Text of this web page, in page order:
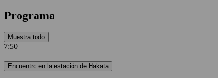
Programa
Muestra todo
7:50
Encuentro en la estación de Hakata